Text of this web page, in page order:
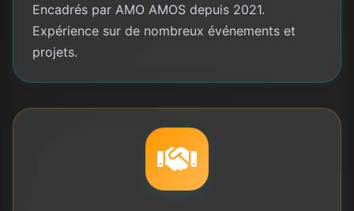
Encadrés par AMO AMOS depuis 2021.
Expérience sur de nombreux événements et
projets.